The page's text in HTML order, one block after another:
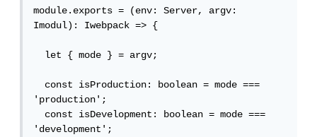
module.exports = (env: Server, argv:
Imodul): Iwebpack => {
  let { mode } = argv;
  const isProduction: boolean = mode ===
'production';
  const isDevelopment: boolean = mode ===
'development';